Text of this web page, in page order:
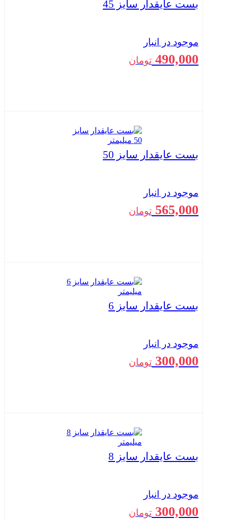
بست عایقدار سایز 45
موجود در انبار
490,000 تومان
بست عایقدار سایز 50
موجود در انبار
565,000 تومان
بست عایقدار سایز 6
موجود در انبار
300,000 تومان
بست عایقدار سایز 8
موجود در انبار
300,000 تومان